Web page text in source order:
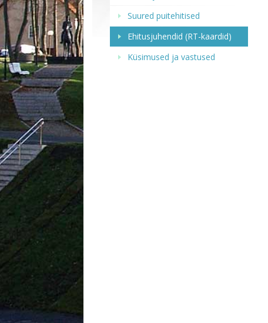
Suured puitehitised
Ehitusjuhendid (RT-kaardid)
Küsimused ja vastused